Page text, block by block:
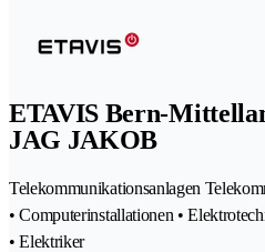
ETAVIS Bern-
JAG JAKOB
Telekommunikationsanlagen
• Computerinstallationen •
• Elektriker